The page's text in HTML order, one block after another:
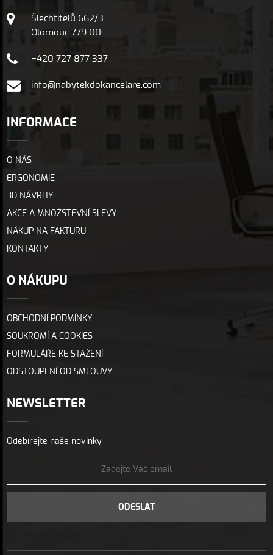
Šlechtitelů 662/3
Olomouc 779 00
+420 727 877 337
info@nabytekdokancelare.com
INFORMACE
O NÁS
ERGONOMIE
3D NÁVRHY
AKCE A MNOŽSTEVNÍ SLEVY
NÁKUP NA FAKTURU
KONTAKTY
O NÁKUPU
OBCHODNÍ PODMÍNKY
SOUKROMÍ A COOKIES
FORMULÁŘE KE STAŽENÍ
ODSTOUPENÍ OD SMLOUVY
NEWSLETTER
Odebírejte naše novinky
ODESLAT